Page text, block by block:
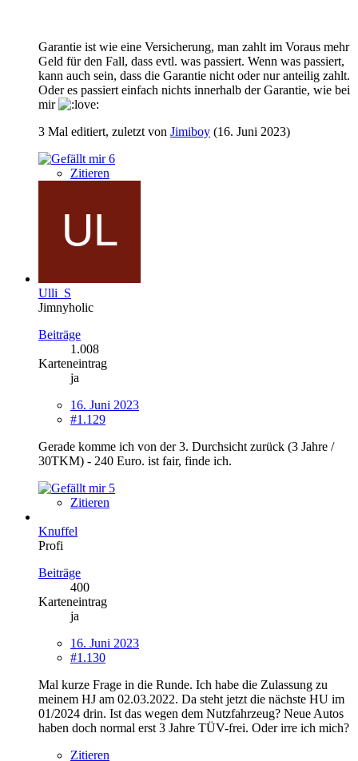
Garantie ist wie eine Versicherung, man zahlt im Voraus mehr
Geld für den Fall, dass evtl. was passiert. Wenn was passiert,
kann auch sein, dass die Garantie nicht oder nur anteilig zahlt.
Oder es passiert einfach nichts innerhalb der Garantie, wie bei
mir
3 Mal editiert, zuletzt von Jimiboy (16. Juni 2023)
6
Zitieren
Ulli_S
Jimnyholic
Beiträge
1.008
Karteneintrag
ja
16. Juni 2023
#1.129
Gerade komme ich von der 3. Durchsicht zurück (3 Jahre /
30TKM) - 240 Euro. ist fair, finde ich.
5
Zitieren
Knuffel
Profi
Beiträge
400
Karteneintrag
ja
16. Juni 2023
#1.130
Mal kurze Frage in die Runde. Ich habe die Zulassung zu
meinem HJ am 02.03.2022. Da steht jetzt die nächste HU im
01/2024 drin. Ist das wegen dem Nutzfahrzeug? Neue Autos
haben doch normal erst 3 Jahre TÜV-frei. Oder irre ich mich?
Zitieren